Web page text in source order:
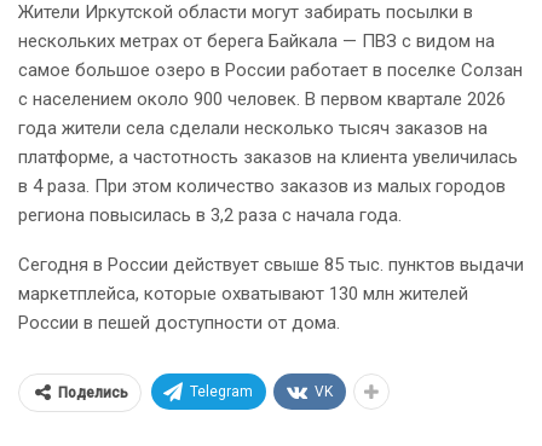
Жители Иркутской области могут забирать посылки в
нескольких метрах от берега Байкала — ПВЗ с видом на
самое большое озеро в России работает в поселке Солзан
с населением около 900 человек. В первом квартале 2026
года жители села сделали несколько тысяч заказов на
платформе, а частотность заказов на клиента увеличилась
в 4 раза. При этом количество заказов из малых городов
региона повысилась в 3,2 раза с начала года.
Сегодня в России действует свыше 85 тыс. пунктов выдачи
маркетплейса, которые охватывают 130 млн жителей
России в пешей доступности от дома.
Поделись Telegram VK